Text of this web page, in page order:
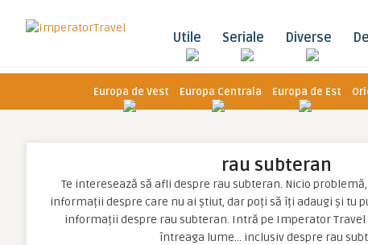
Utile Seriale Diverse
Europa de Vest Europa Centrala Europa de Est
rau subteran
Te interesează să afli despre rau subteran. Nicio
informații despre care nu ai știut, dar poți să îți adaugi și tu
informații despre rau subteran. Intră pe Imperator Travel
întreaga lume… inclusiv despre rau